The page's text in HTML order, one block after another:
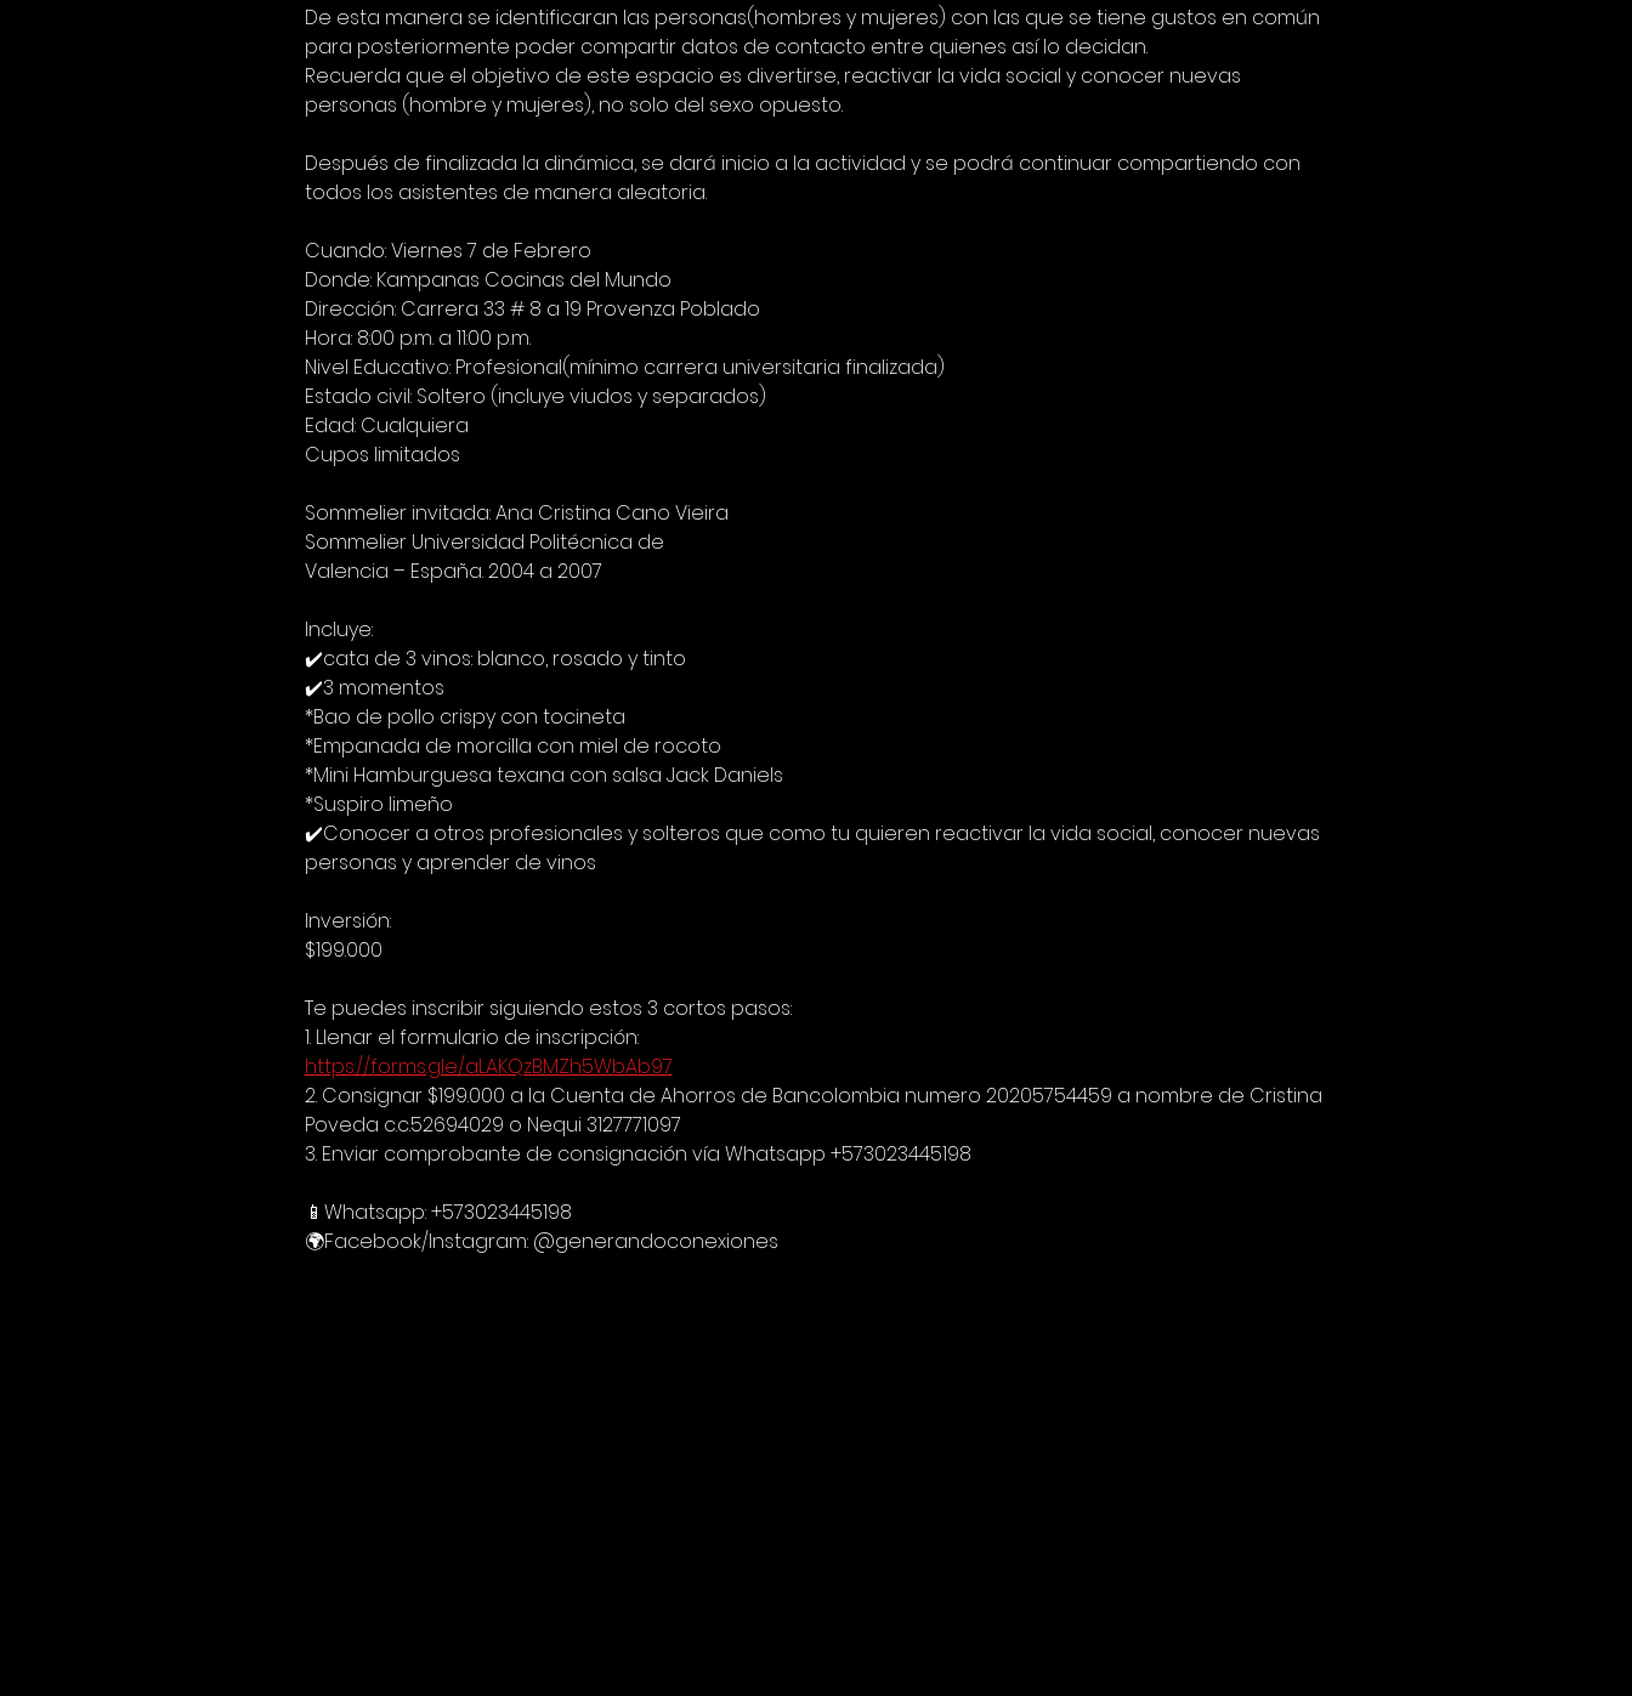
De esta manera se identificaran las personas(hombres y mujeres) con las que se tiene gustos en común
para posteriormente poder compartir datos de contacto entre quienes así lo decidan.
Recuerda que el objetivo de este espacio es divertirse, reactivar la vida social y conocer nuevas
personas (hombre y mujeres), no solo del sexo opuesto.
Después de finalizada la dinámica, se dará inicio a la actividad y se podrá continuar compartiendo con
todos los asistentes de manera aleatoria.
Cuando: Viernes 7 de Febrero
Donde: Kampanas Cocinas del Mundo
Dirección: Carrera 33 # 8 a 19 Provenza Poblado
Hora: 8:00 p.m. a 11:00 p.m.
Nivel Educativo: Profesional(mínimo carrera universitaria finalizada)
Estado civil: Soltero (incluye viudos y separados)
Edad: Cualquiera
Cupos limitados
Sommelier invitada: Ana Cristina Cano Vieira
Sommelier Universidad Politécnica de
Valencia – España. 2004 a 2007
Incluye:
✔️cata de 3 vinos: blanco, rosado y tinto
✔️3 momentos
*Bao de pollo crispy con tocineta
*Empanada de morcilla con miel de rocoto
*Mini Hamburguesa texana con salsa Jack Daniels
*Suspiro limeño
✔️Conocer a otros profesionales y solteros que como tu quieren reactivar la vida social, conocer nuevas
personas y aprender de vinos
Inversión:
$199.000
Te puedes inscribir siguiendo estos 3 cortos pasos:
1. Llenar el formulario de inscripción:
https://forms.gle/aLAKQzBMZh5WbAb97
2. Consignar $199.000 a la Cuenta de Ahorros de Bancolombia numero 20205754459 a nombre de Cristina
Poveda c.c.52694029 o Nequi 3127771097
3. Enviar comprobante de consignación vía Whatsapp +573023445198
📱Whatsapp: +573023445198
🌍Facebook/Instagram: @generandoconexiones